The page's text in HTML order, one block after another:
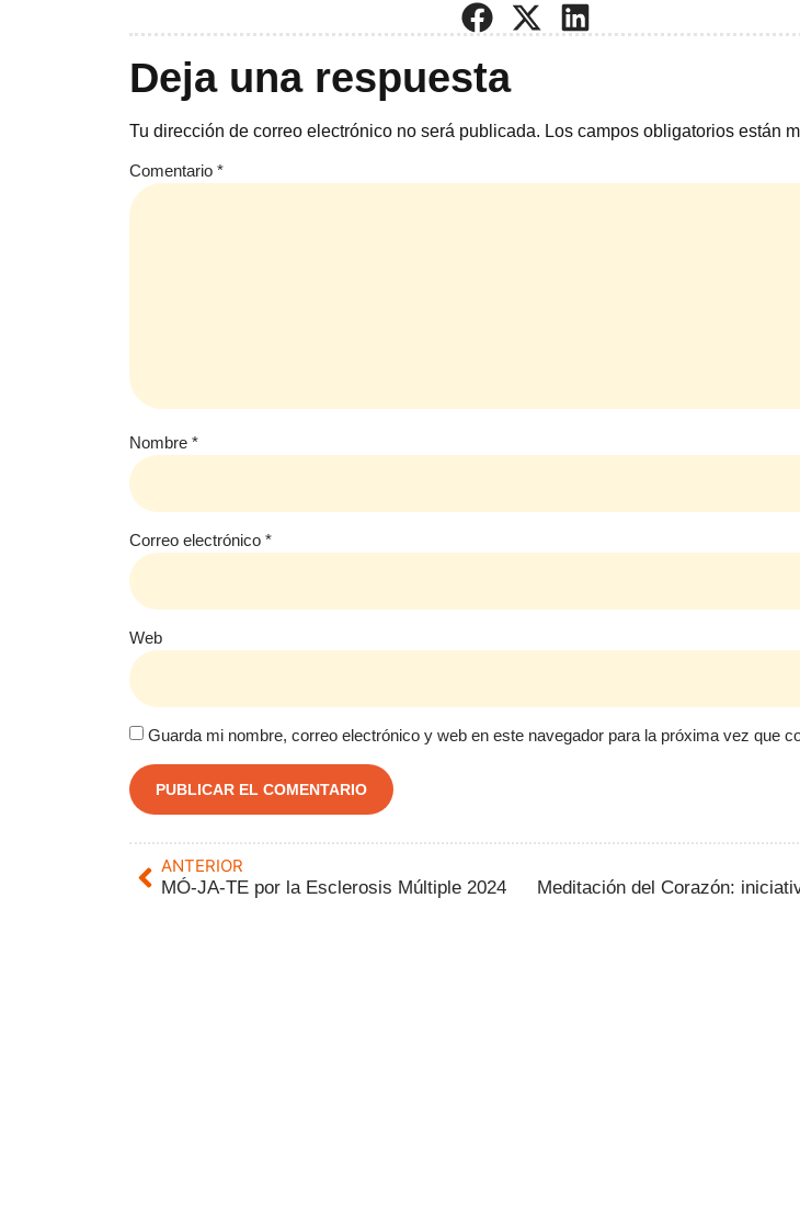
Deja una respuesta
Tu dirección de correo electrónico no será publicada. Los campos obligatorios están
Comentario *
Nombre *
Correo electrónico *
Web
Guarda mi nombre, correo electrónico y web en este navegador para la próxima vez que
ANTERIOR
MÓ-JA-TE por la Esclerosis Múltiple 2024
Meditación del Corazón: